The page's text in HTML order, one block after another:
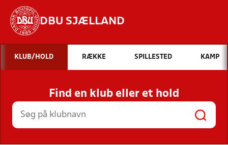
DBU SJÆLLAND
Hvad vil du søge efter?
INDHOLD OG NYHEDER
STILLINGER, RESULTATER, KLUBBER OG
HOLD
KLUB/HOLD RÆKKE SPILLESTED KAMP
Find en klub eller et hold